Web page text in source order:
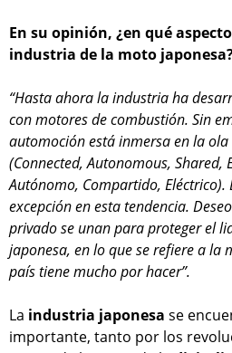
En su opinión, ¿en qué
industria de la moto
“Hasta ahora la industria ha
con motores de combustión. Sin
automoción está inmersa en la ola
(Connected, Autonomous, Shared,
Autónomo, Compartido,
excepción en esta tendencia.
privado se unan para proteger el
japonesa, en lo que se refiere a la
país tiene mucho por hacer”.
La industria japonesa se
importante, tanto por los